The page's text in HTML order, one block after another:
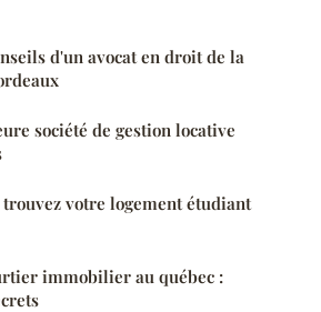
d'un avocat en droit de la
société de gestion locative
votre logement étudiant
immobilier au québec :